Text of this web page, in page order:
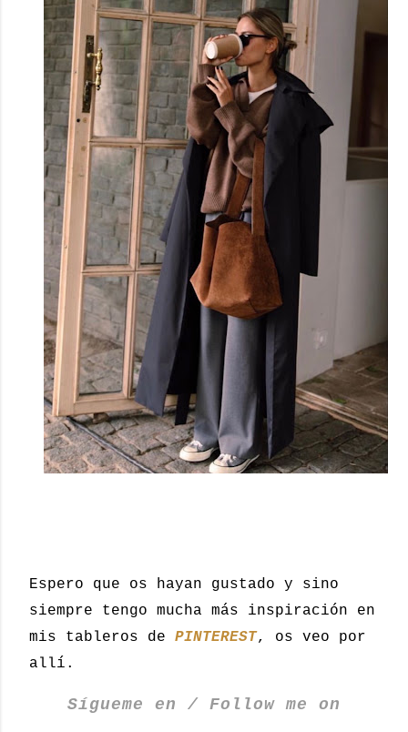
Espero que os hayan gustado y sino
siempre tengo mucha más inspiración en
mis tableros de PINTEREST, os veo por
allí.
Sígueme en / Follow me on